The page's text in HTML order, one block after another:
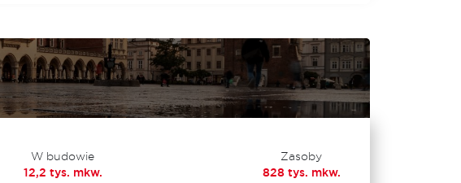
W budowie
12,2 tys. mkw.
Zasoby
828 tys. mkw.